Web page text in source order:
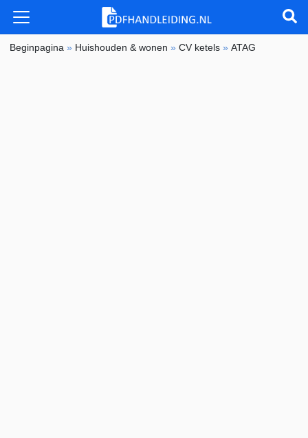
Beginpagina » Huishouden & wonen »CV ketels »ATAG